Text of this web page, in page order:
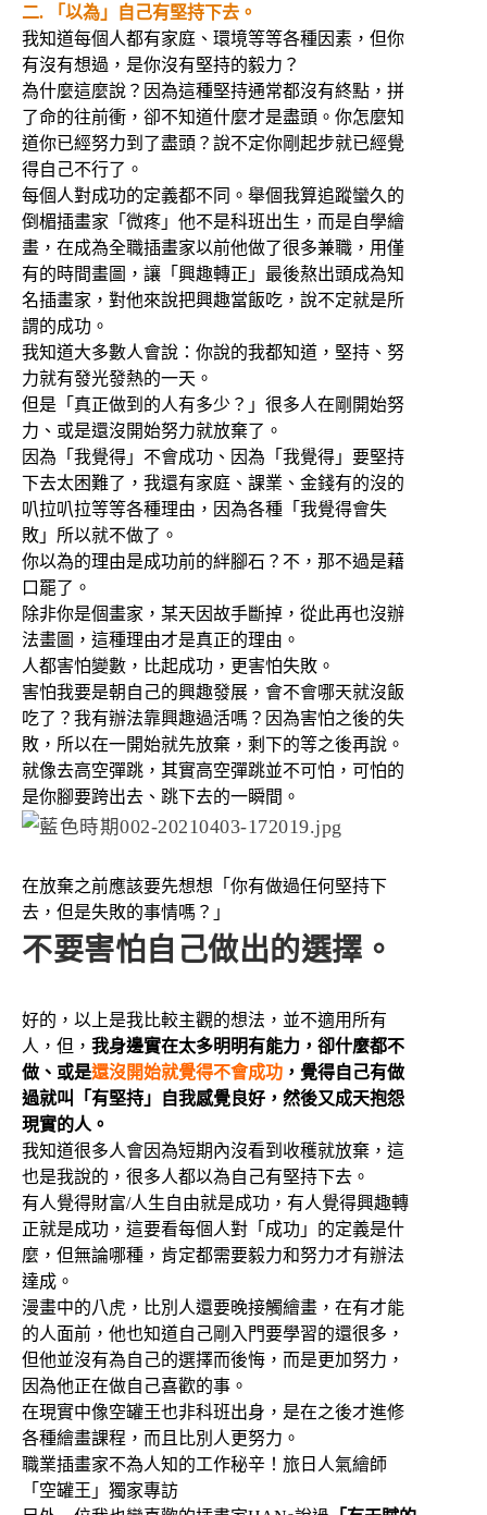
二. 「以為」自己有堅持下去。
我知道每個人都有家庭、環境等等各種因素，但你
有沒有想過，是你沒有堅持的毅力？
為什麼這麼說？因為這種堅持通常都沒有終點，拼
了命的往前衝，卻不知道什麼才是盡頭。你怎麼知
道你已經努力到了盡頭？說不定你剛起步就已經覺
得自己不行了。
每個人對成功的定義都不同。舉個我算追蹤蠻久的
倒楣插畫家「微疼」他不是科班出生，而是自學繪
畫，在成為全職插畫家以前他做了很多兼職，用僅
有的時間畫圖，讓「興趣轉正」最後熬出頭成為知
名插畫家，對他來說把興趣當飯吃，說不定就是所
謂的成功。
我知道大多數人會說：你說的我都知道，堅持、努
力就有發光發熱的一天。
但是「真正做到的人有多少？」很多人在剛開始努
力、或是還沒開始努力就放棄了。
因為「我覺得」不會成功、因為「我覺得」要堅持
下去太困難了，我還有家庭、課業、金錢有的沒的
叭拉叭拉等等各種理由，因為各種「我覺得會失
敗」所以就不做了。
你以為的理由是成功前的絆腳石？不，那不過是藉
口罷了。
除非你是個畫家，某天因故手斷掉，從此再也沒辦
法畫圖，這種理由才是真正的理由。
人都害怕變數，比起成功，更害怕失敗。
害怕我要是朝自己的興趣發展，會不會哪天就沒飯
吃了？我有辦法靠興趣過活嗎？因為害怕之後的失
敗，所以在一開始就先放棄，剩下的等之後再說。
就像去高空彈跳，其實高空彈跳並不可怕，可怕的
是你腳要跨出去、跳下去的一瞬間。
在放棄之前應該要先想想「你有做過任何堅持下
去，但是失敗的事情嗎？」
不要害怕自己做出的選擇。
好的，以上是我比較主觀的想法，並不適用所有
人，但， 我身邊實在太多明明有能力，卻什麼都不
做、或是還沒開始就覺得不會成功 ，覺得自己有做
過就叫「有堅持」自我感覺良好，然後又成天抱怨
現實的人。
我知道很多人會因為短期內沒看到收穫就放棄，這
也是我說的，很多人都以為自己有堅持下去。
有人覺得財富/人生自由就是成功，有人覺得興趣轉
正就是成功，這要看每個人對「成功」的定義是什
麼，但無論哪種，肯定都需要毅力和努力才有辦法
達成。
漫畫中的八虎，比別人還要晚接觸繪畫，在有才能
的人面前，他也知道自己剛入門要學習的還很多，
但他並沒有為自己的選擇而後悔，而是更加努力，
因為他正在做自己喜歡的事。
在現實中像空罐王也非科班出身，是在之後才進修
各種繪畫課程，而且比別人更努力。
職業插畫家不為人知的工作秘辛！旅日人氣繪師
「空罐王」獨家專訪